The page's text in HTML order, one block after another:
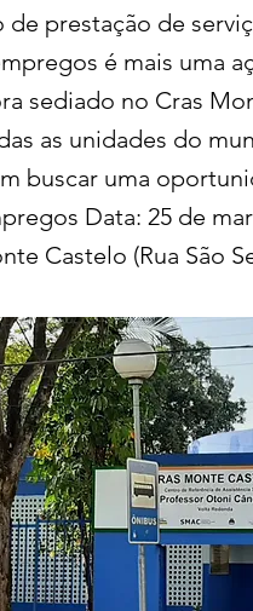
de prestação de
é mais uma
sediado no Cras
as unidades do
buscar uma
Data: 25 de
Castelo (Rua São